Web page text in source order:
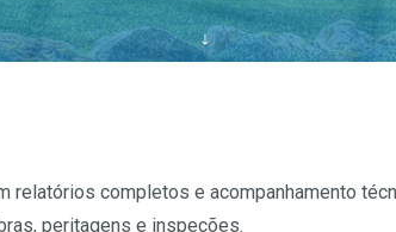
relatórios completos e acompanhamento
peritagens e inspeções.